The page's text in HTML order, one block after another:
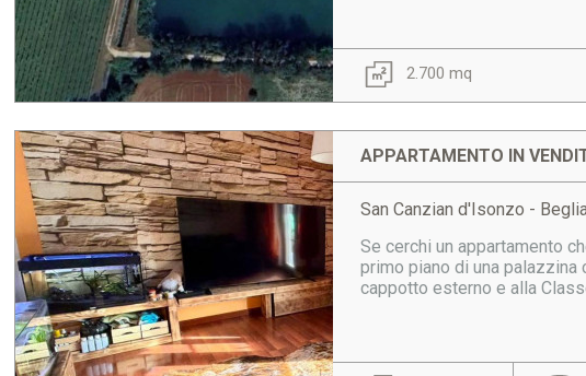
2.700 mq
APPARTAMENTO IN
San Canzian d'Isonzo -
Se cerchi un appartamento
primo piano di una
cappotto esterno e alla